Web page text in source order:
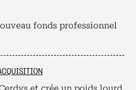
fonds professionnel